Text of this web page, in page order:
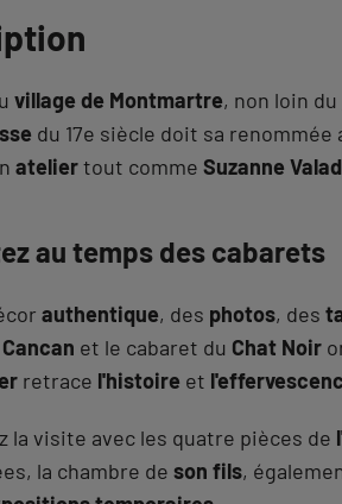
village de Montmartre, non loin du
du 17e siècle doit sa
ateliertout comme Suzanne
au temps des cabarets
authentique, des photos, des
et le cabaret du Chat Noir
retrace l'histoire et
la visite avec les quatre pièces de
la chambre de son fils,